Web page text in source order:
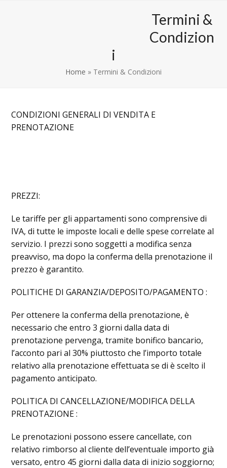
Termini &
Condizion
i
Home » Termini & Condizioni
CONDIZIONI GENERALI DI VENDITA E
PRENOTAZIONE
PREZZI:
Le tariffe per gli appartamenti sono comprensive di
IVA, di tutte le imposte locali e delle spese correlate al
servizio. I prezzi sono soggetti a modifica senza
preavviso, ma dopo la conferma della prenotazione il
prezzo è garantito.
POLITICHE DI GARANZIA/DEPOSITO/PAGAMENTO :
Per ottenere la conferma della prenotazione, è
necessario che entro 3 giorni dalla data di
prenotazione pervenga, tramite bonifico bancario,
l’acconto pari al 30% piuttosto che l’importo totale
relativo alla prenotazione effettuata se di è scelto il
pagamento anticipato.
POLITICA DI CANCELLAZIONE/MODIFICA DELLA
PRENOTAZIONE :
Le prenotazioni possono essere cancellate, con
relativo rimborso al cliente dell’eventuale importo già
versato, entro 45 giorni dalla data di inizio soggiorno;